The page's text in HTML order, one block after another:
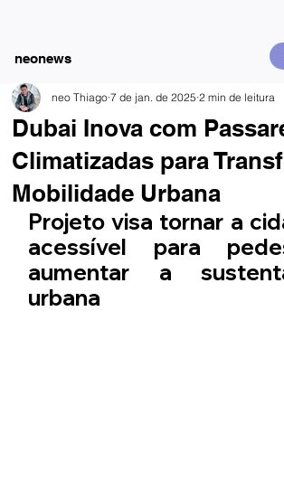
neonews
Dubai Inova com
Climatizadas para
Mobilidade Urbana
neo Thiago 7 de jan. de 2025 2 min de leitura
Projeto visa tornar a
acessível para
aumentar a
urbana